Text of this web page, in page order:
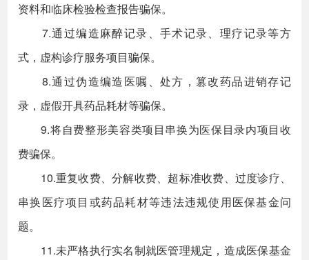
资料和临床检验检查报告骗保。
7.通过编造麻醉记录、手术记录、理疗记录等方
式，虚构诊疗服务项目骗保。
8.通过伪造编造医嘱、处方，篡改药品进销存记
录，虚假开具药品耗材等骗保。
9.将自费整形美容类项目串换为医保目录内项目收
费骗保。
10.重复收费、分解收费、超标准收费、过度诊疗、
串换医疗项目或药品耗材等违法违规使用医保基金问
题。
11.未严格执行实名制就医管理规定，造成医保基金